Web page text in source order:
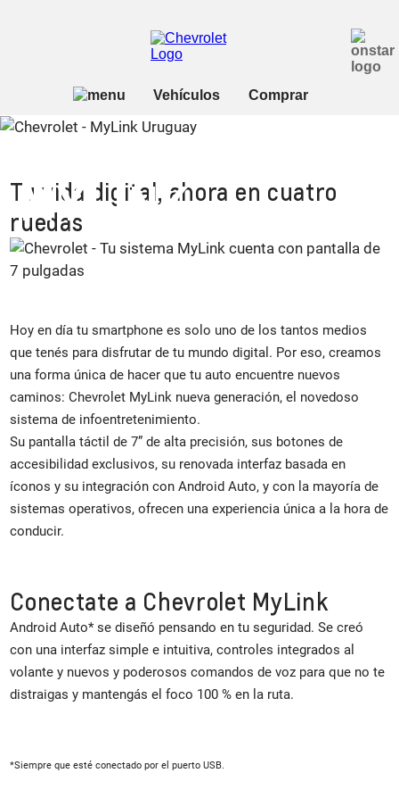
MYLINK
Tu vida digital, ahora en cuatro
ruedas
Hoy en día tu smartphone es solo uno de los tantos medios
que tenés para disfrutar de tu mundo digital. Por eso, creamos
una forma única de hacer que tu auto encuentre nuevos
caminos: Chevrolet MyLink nueva generación, el novedoso
sistema de infoentretenimiento.
Su pantalla táctil de 7” de alta precisión, sus botones de
accesibilidad exclusivos, su renovada interfaz basada en
íconos y su integración con Android Auto, y con la mayoría de
sistemas operativos, ofrecen una experiencia única a la hora de
conducir.
Conectate a Chevrolet MyLink
Android Auto* se diseñó pensando en tu seguridad. Se creó
con una interfaz simple e intuitiva, controles integrados al
volante y nuevos y poderosos comandos de voz para que no te
distraigas y mantengás el foco 100 % en la ruta.
*Siempre que esté conectado por el puerto USB.